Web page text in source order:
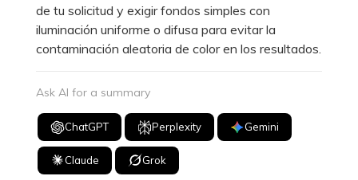
de tu solicitud y exigir fondos simples con
iluminación uniforme o difusa para evitar la
contaminación aleatoria de color en los resultados.
Ask AI for a summary
ChatGPT Perplexity Gemini
Claude Grok